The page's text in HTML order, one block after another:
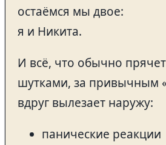
остаёмся мы двое:
я и Никита.
И всё, что обычно
шутками, за привычным
вдруг вылезает наружу:
панические реакции